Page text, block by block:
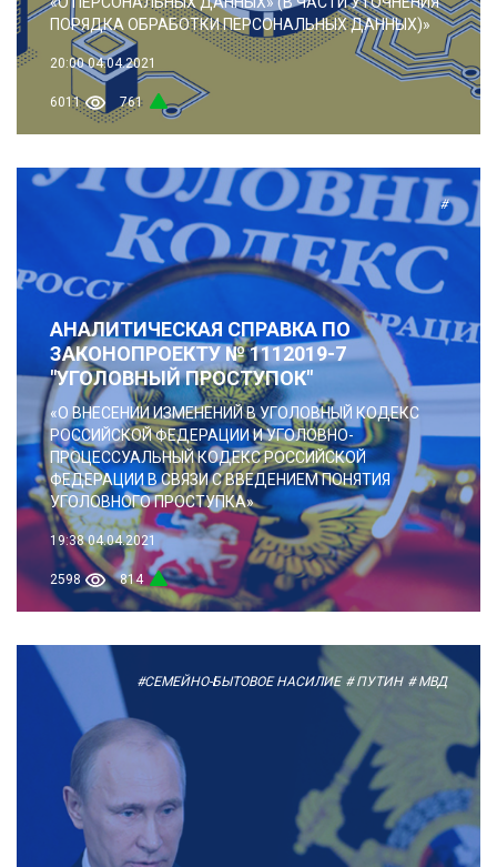
ПОРЯДКА ОБРАБОТКИ ПЕРСОНАЛЬНЫХ ДАННЫХ)»
20:00 04.04.2021
6011 761
#
АНАЛИТИЧЕСКАЯ СПРАВКА ПО
ЗАКОНОПРОЕКТУ № 1112019-7
"УГОЛОВНЫЙ ПРОСТУПОК"
«О ВНЕСЕНИИ ИЗМЕНЕНИЙ В УГОЛОВНЫЙ КОДЕКС
РОССИЙСКОЙ ФЕДЕРАЦИИ И УГОЛОВНО-
ПРОЦЕССУАЛЬНЫЙ КОДЕКС РОССИЙСКОЙ
ФЕДЕРАЦИИ В СВЯЗИ С ВВЕДЕНИЕМ ПОНЯТИЯ
УГОЛОВНОГО ПРОСТУПКА»
19:38 04.04.2021
2598 814
#СЕМЕЙНО-БЫТОВОЕ НАСИЛИЕ # ПУТИН # МВД